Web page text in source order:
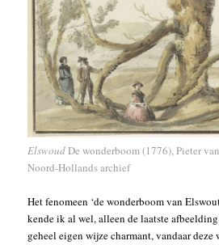
ElswoudDe wonderboom (1776), Pieter
Noord-Hollands archief
Het fenomeen ‘de wonderboom van
kende ik al wel, alleen de laatste
geheel eigen wijze charmant, vandaar deze